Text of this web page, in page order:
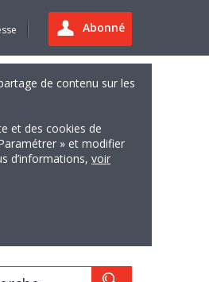
Abonné
de contenu sur les
et des cookies de
» et modifier
d’informations, voir